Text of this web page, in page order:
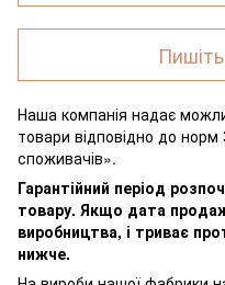
Наша компанія надає
товари відповідно до
споживачів».
Гарантійний період
товару. Якщо дата
виробництва, і триває
нижче.